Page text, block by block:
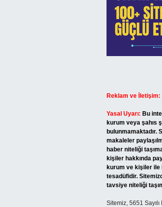
Reklam ve İletişim:
Yasal Uyarı: Bu
kurum veya şahıs
bulunmamaktadır.
makaleler
haber niteliği
kişiler hakkında
kurum ve kişiler
tesadüfidir.
tavsiye niteliği
Sitemiz, 5651